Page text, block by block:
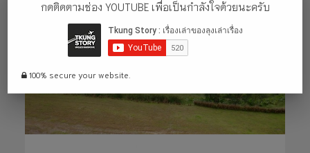
กดติดตามช่อง YOUTUBE เพื่อเป็นกำลังใจด้วยนะครับ
100% secure your website.